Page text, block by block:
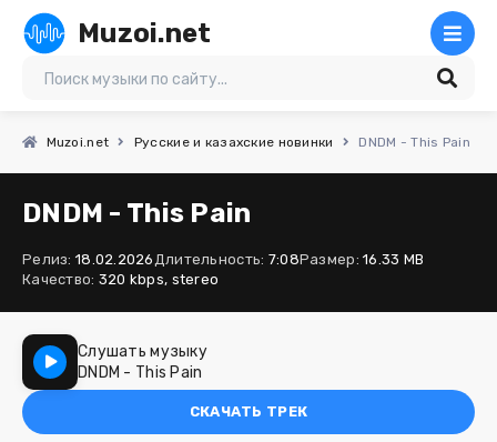
Muzoi.net
Muzoi.net Русские и казахские новинки DNDM - This Pain
DNDM - This Pain
Релиз: 18.02.2026Длительность: 7:08Размер: 16.33 MB
Качество: 320 kbps, stereo
Слушать музыку
DNDM - This Pain
СКАЧАТЬ ТРЕК